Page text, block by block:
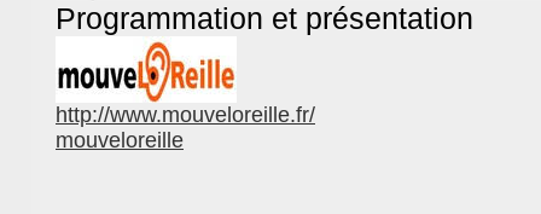
Programmation et présentation
http://www.mouveloreille.fr/
mouveloreille